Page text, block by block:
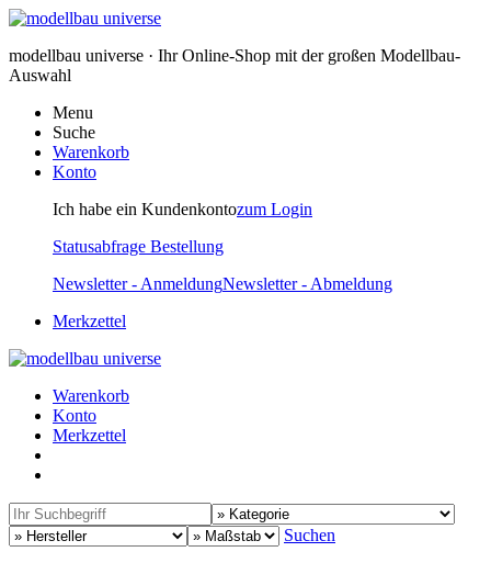
modellbau universe · Ihr Online-Shop mit der großen Modellbau-
Auswahl
Menu
Suche
Warenkorb
Konto
Ich habe ein Kundenkontozum Login
Statusabfrage Bestellung
Newsletter - AnmeldungNewsletter - Abmeldung
Merkzettel
Warenkorb
Konto
Merkzettel
Suchen